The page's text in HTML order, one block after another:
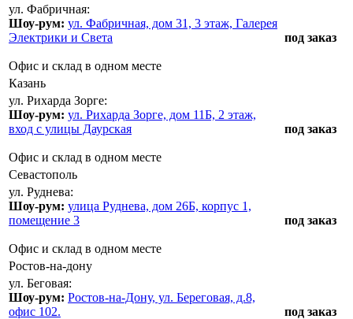
ул. Фабричная:
Шоу-рум: ул. Фабричная, дом 31, 3 этаж, Галерея
Электрики и Света
Офис и склад в одном месте
под заказ
Казань
ул. Рихарда Зорге:
Шоу-рум: ул. Рихарда Зорге, дом 11Б, 2 этаж,
вход с улицы Даурская
Офис и склад в одном месте
под заказ
Севастополь
ул. Руднева:
Шоу-рум: улица Руднева, дом 26Б, корпус 1,
помещение 3
Офис и склад в одном месте
под заказ
Ростов-на-дону
ул. Беговая:
Шоу-рум: Ростов-на-Дону, ул. Береговая, д.8,
офис 102.
под заказ